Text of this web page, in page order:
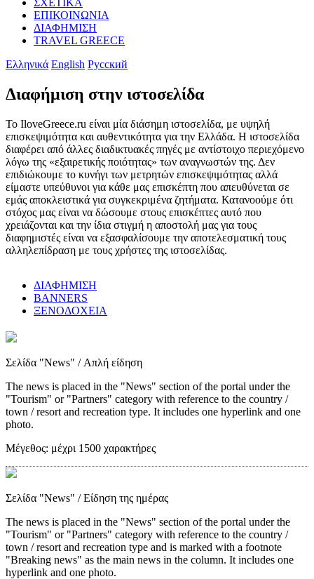
ΣΧΕΤΙΚΑ
ΕΠΙΚΟΙΝΩΝΙΑ
ΔΙΑΦΗΜΙΣΗ
TRAVEL GREECE
Ελληνικά English Русский
Διαφήμιση στην ιστοσελίδα
Το IloveGreece.ru είναι μία διάσημη ιστοσελίδα, με υψηλή
επισκεψιμότητα και αυθεντικότητα για την Ελλάδα. Η ιστοσελίδα
διαφέρει από άλλες διαδικτυακές πηγές με αντίστοιχο περιεχόμενο
λόγω της «εξαιρετικής ποιότητας» των αναγνωστών της. Δεν
επιδιώκουμε το κυνήγι των μετρητών επισκεψιμότητας αλλά
είμαστε υπεύθυνοι για κάθε μας επισκέπτη που απευθύνεται σε
εμάς αποκλειστικά για συγκεκριμένα ζητήματα. Κατανοούμε ότι
στόχος μας είναι να δώσουμε στους επισκέπτες αυτό που
χρειάζονται και την ίδια στιγμή η αποστολή μας για τους
διαφημιστές είναι να εξασφαλίσουμε την αποτελεσματική τους
αλληλεπίδραση με τους χρήστες της ιστοσελίδας.
ΔΙΑΦΗΜΙΣΗ
BANNERS
ΞΕΝΟΔΟΧΕΙΑ
Σελίδα "News" / Απλή είδηση
The news is placed in the "News" section of the portal under the
"Tourism" or "Partners" category with reference to the country /
town / resort and recreation type. It includes one hyperlink and one
photo.
Μέγεθος: μέχρι 1500 χαρακτήρες
Σελίδα "News" / Είδηση της ημέρας
The news is placed in the "News" section of the portal under the
"Tourism" or "Partners" category with reference to the country /
town / resort and recreation type and is marked with a footnote
"Breaking news" as the main news in the column. It includes one
hyperlink and one photo.